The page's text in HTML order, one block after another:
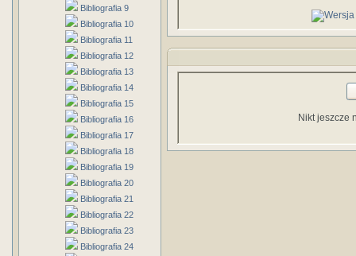
Bibliografia 9
Bibliografia 10
Bibliografia 11
Bibliografia 12
Bibliografia 13
Bibliografia 14
Bibliografia 15
Bibliografia 16
Bibliografia 17
Bibliografia 18
Bibliografia 19
Bibliografia 20
Bibliografia 21
Bibliografia 22
Bibliografia 23
Bibliografia 24
Nikt jeszcze